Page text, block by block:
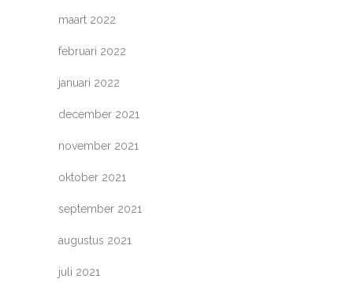
maart 2022
februari 2022
januari 2022
december 2021
november 2021
oktober 2021
september 2021
augustus 2021
juli 2021